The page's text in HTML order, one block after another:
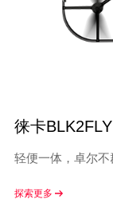
徕卡
轻便一体，卓尔不
探索更多